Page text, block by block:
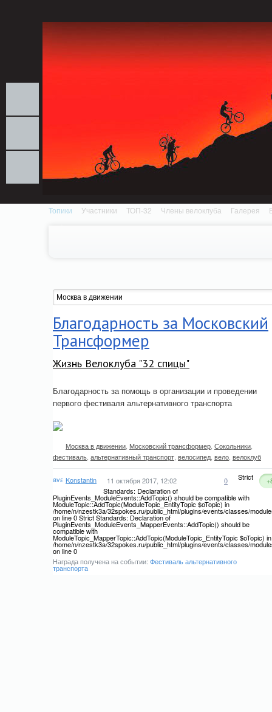
Топики Участники ТОП-32 Члены велоклуба Галерея
Благодарность за Московский
Трансформер
Жизнь Велоклуба "32 спицы"
Благодарность за помощь в организации и проведении
первого фестиваля альтернативного транспорта
Москва в движении Московский трансформер Сокольники
фестиваль альтернативный транспорт велосипед вело велоклуб
Konstantin 11 октября 2017, 12:02 0
Strict
Standards: Declaration of
PluginEvents_ModuleEvents::AddTopic() should be compatible with
ModuleTopic::AddTopic(ModuleTopic_EntityTopic $oTopic) in
/home/n/nzestk3a/32spokes.ru/public_html/plugins/events/classes/
on line 0 Strict Standards: Declaration of
PluginEvents_ModuleEvents_MapperEvents::AddTopic() should be
compatible with
ModuleTopic_MapperTopic::AddTopic(ModuleTopic_EntityTopic $oTopic) in
/home/n/nzestk3a/32spokes.ru/public_html/plugins/events/classes/
on line 0
Награда получена на событии: Фестиваль альтернативного
транспорта